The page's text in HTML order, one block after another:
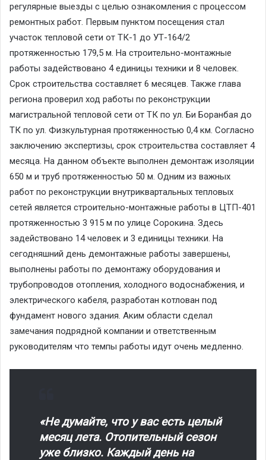
регулярные выезды с целью ознакомления с процессом
ремонтных работ. Первым пунктом посещения стал
участок тепловой сети от ТК-1 до УТ-164/2
протяженностью 179,5 м. На строительно-монтажные
работы задействовано 4 единицы техники и 8 человек.
Срок строительства составляет 6 месяцев. Также глава
региона проверил ход работы по реконструкции
магистральной тепловой сети от ТК по ул. Би Боранбая до
ТК по ул. Физкультурная протяженностью 0,4 км. Согласно
заключению экспертизы, срок строительства составляет 4
месяца. На данном объекте выполнен демонтаж изоляции
650 м и труб протяженностью 50 м. Одним из важных
работ по реконструкции внутриквартальных тепловых
сетей является строительно-монтажные работы в ЦТП-401
протяженностью 3 915 м по улице Сорокина. Здесь
задействовано 14 человек и 3 единицы техники. На
сегодняшний день демонтажные работы завершены,
выполнены работы по демонтажу оборудования и
трубопроводов отопления, холодного водоснабжения, и
электрического кабеля, разработан котлован под
фундамент нового здания. Аким области сделал
замечания подрядной компании и ответственным
руководителям что темпы работы идут очень медленно.
«Не думайте, что у вас есть целый
месяц лета. Отопительный сезон
уже близко. Каждый день на